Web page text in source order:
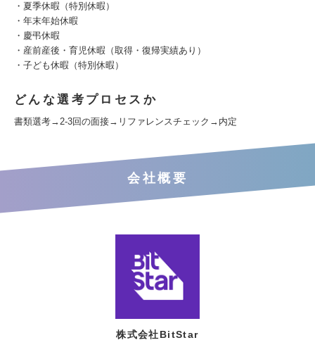
・夏季休暇（特別休暇）
・年末年始休暇
・慶弔休暇
・産前産後・育児休暇（取得・復帰実績あり）
・子ども休暇（特別休暇）
どんな選考プロセスか
書類選考→2-3回の面接→リファレンスチェック→内定
会社概要
株式会社BitStar